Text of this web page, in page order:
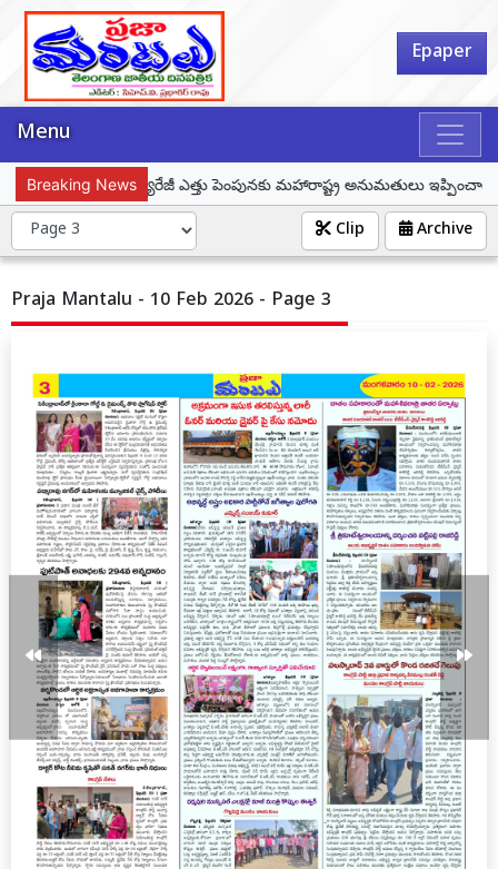
Epaper
Menu
Breaking News
తుమ్మిడిహెట్టి బ్యారేజీ ఎత్తు పెంపునకు మహారాష్ట్ర అనుమతులు ఇప్పించాలి:
Archive
Clip
Praja Mantalu - 10 Feb 2026 - Page 3